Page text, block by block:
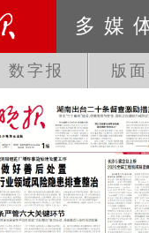
多媒
数字报 版